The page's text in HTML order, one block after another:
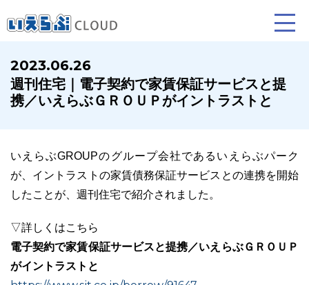
賃貸仲介 売買仲介 賃貸管理
ホームページ制作について
2023.06.26
週刊住宅｜電子契約で家賃保証サービスと提
携／いえらぶＧＲＯＵＰがイントラストと
いえらぶGROUPのグループ会社であるいえらぶパーク
が、イントラストの家賃債務保証サービスとの連携を開始
したことが、週刊住宅で紹介されました。
▽詳しくはこちら
電子契約で家賃保証サービスと提携／いえらぶＧＲＯＵＰ
がイントラストと